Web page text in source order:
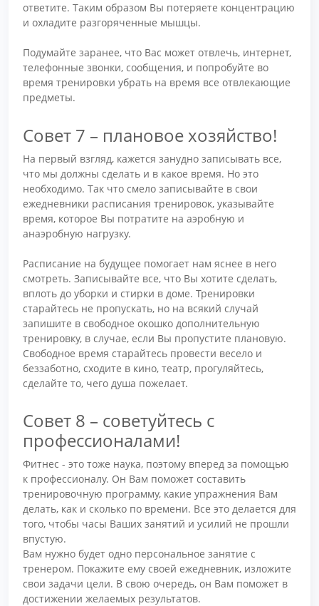
ответите. Таким образом Вы потеряете концентрацию
и охладите разгоряченные мышцы.
Подумайте заранее, что Вас может отвлечь, интернет,
телефонные звонки, сообщения, и попробуйте во
время тренировки убрать на время все отвлекающие
предметы.
Совет 7 – плановое хозяйство!
На первый взгляд, кажется занудно записывать все,
что мы должны сделать и в какое время. Но это
необходимо. Так что смело записывайте в свои
ежедневники расписания тренировок, указывайте
время, которое Вы потратите на аэробную и
анаэробную нагрузку.
Расписание на будущее помогает нам яснее в него
смотреть. Записывайте все, что Вы хотите сделать,
вплоть до уборки и стирки в доме. Тренировки
старайтесь не пропускать, но на всякий случай
запишите в свободное окошко дополнительную
тренировку, в случае, если Вы пропустите плановую.
Свободное время старайтесь провести весело и
беззаботно, сходите в кино, театр, прогуляйтесь,
сделайте то, чего душа пожелает.
Совет 8 – советуйтесь с
профессионалами!
Фитнес - это тоже наука, поэтому вперед за помощью
к профессионалу. Он Вам поможет составить
тренировочную программу, какие упражнения Вам
делать, как и сколько по времени. Все это делается для
того, чтобы часы Ваших занятий и усилий не прошли
впустую.
Вам нужно будет одно персональное занятие с
тренером. Покажите ему своей ежедневник, изложите
свои задачи цели. В свою очередь, он Вам поможет в
достижении желаемых результатов.